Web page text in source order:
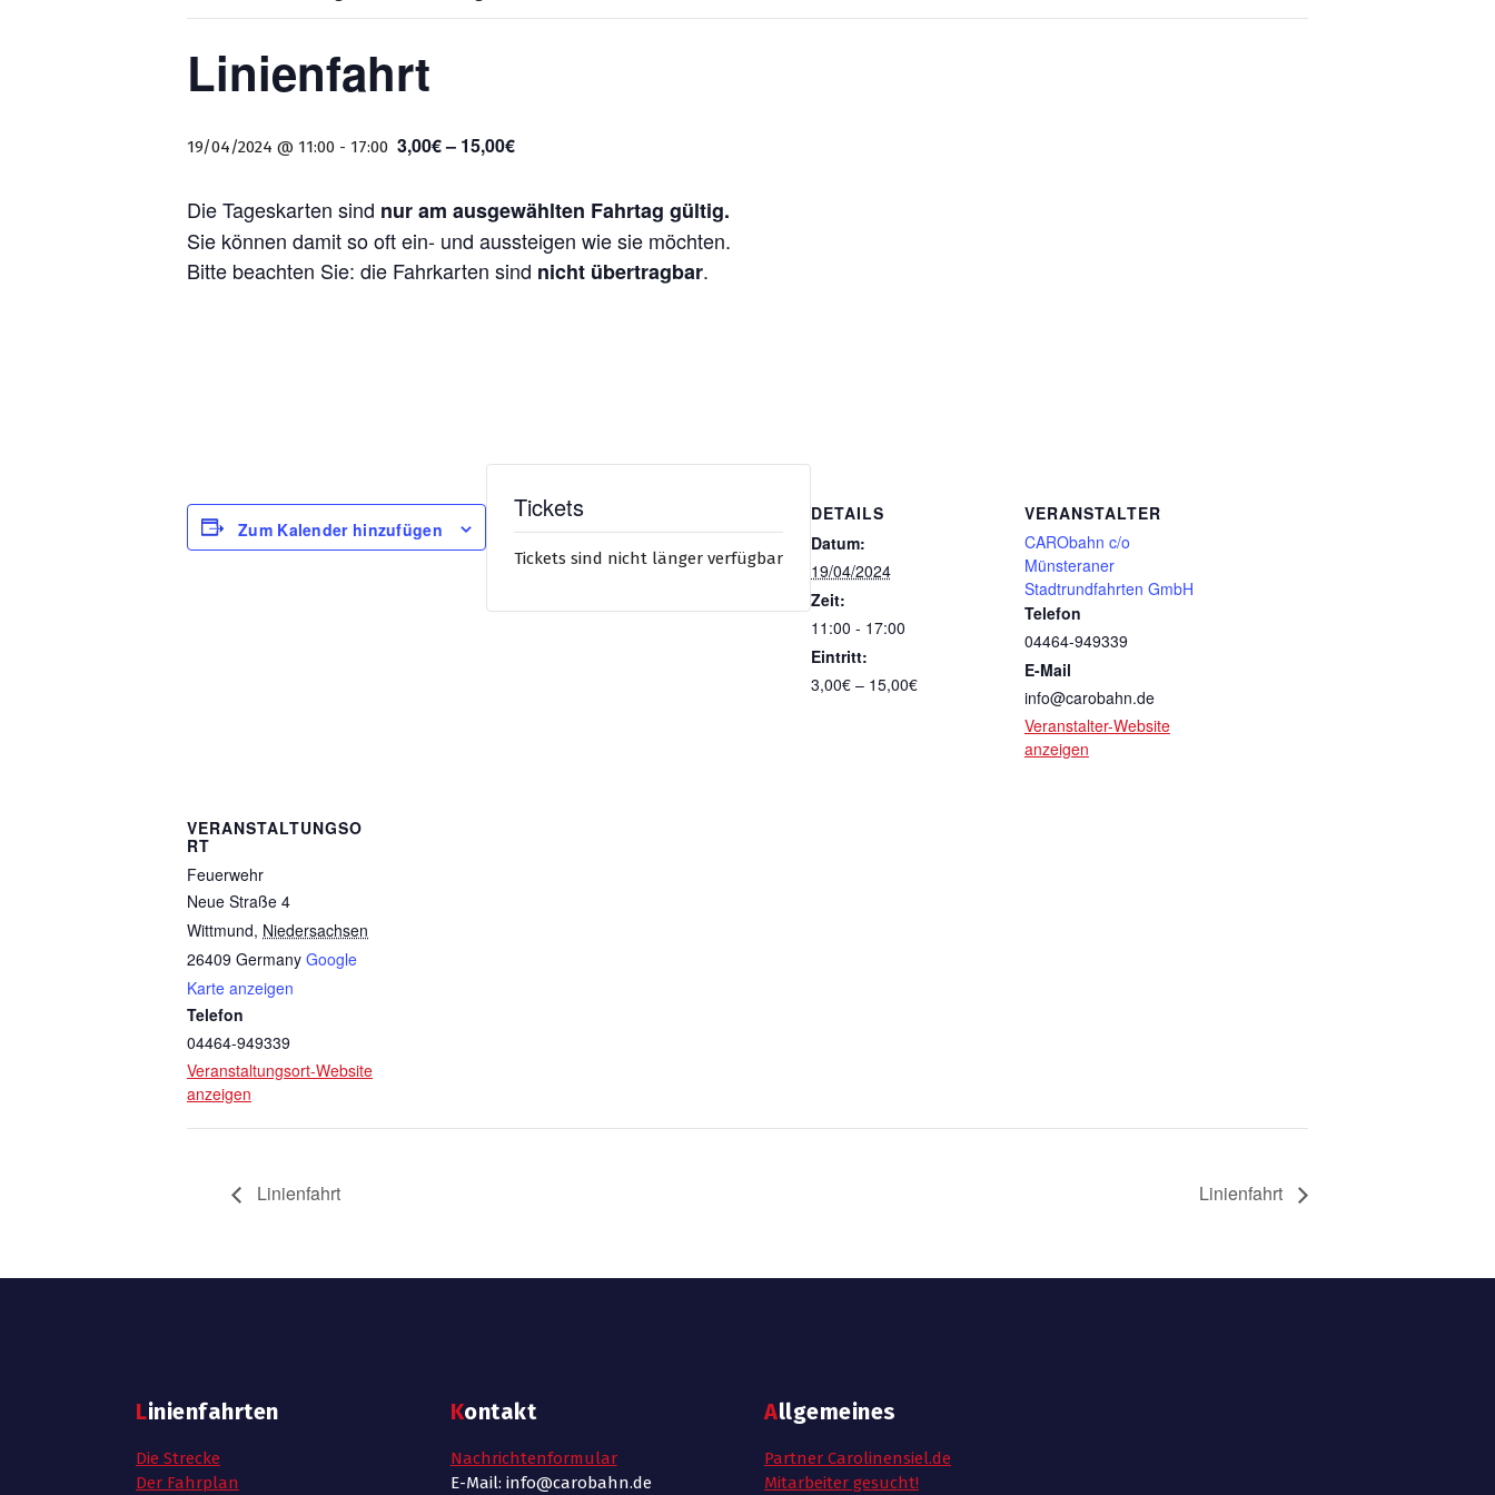
Linienfahrt
19/04/2024 @ 11:00 - 17:00 3,00€ – 15,00€
Die Tageskarten sind nur am ausgewählten Fahrtag gültig.
Sie können damit so oft ein- und aussteigen wie sie möchten.
Bitte beachten Sie: die Fahrkarten sind nicht übertragbar.
Zum Kalender hinzufügen
DETAILS
Datum:
19/04/2024
Zeit:
11:00 - 17:00
Eintritt:
3,00€ – 15,00€
VERANSTALTER
CARObahn c/o
Münsteraner
Stadtrundfahrten GmbH
Telefon
04464-949339
E-Mail
info@carobahn.de
Veranstalter-Website
anzeigen
VERANSTALTUNGSO
RT
Feuerwehr
Neue Straße 4
Wittmund, Niedersachsen
26409 Germany Google
Karte anzeigen
Telefon
04464-949339
Veranstaltungsort-Website
anzeigen
Tickets
Tickets sind nicht länger verfügbar
Linienfahrt Linienfahrt
Linienfahrten
Die Strecke
Der Fahrplan
Kontakt
Nachrichtenformular
E-Mail: info@carobahn.de
Allgemeines
Partner Carolinensiel.de
Mitarbeiter gesucht!